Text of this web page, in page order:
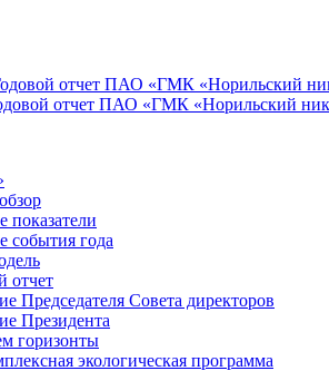
отчет ПАО «ГМК «Норильский
отчет ПАО «ГМК «Норильский
показатели
события года
отчет
Председателя Совета директоров
Президента
горизонты
экологическая программа